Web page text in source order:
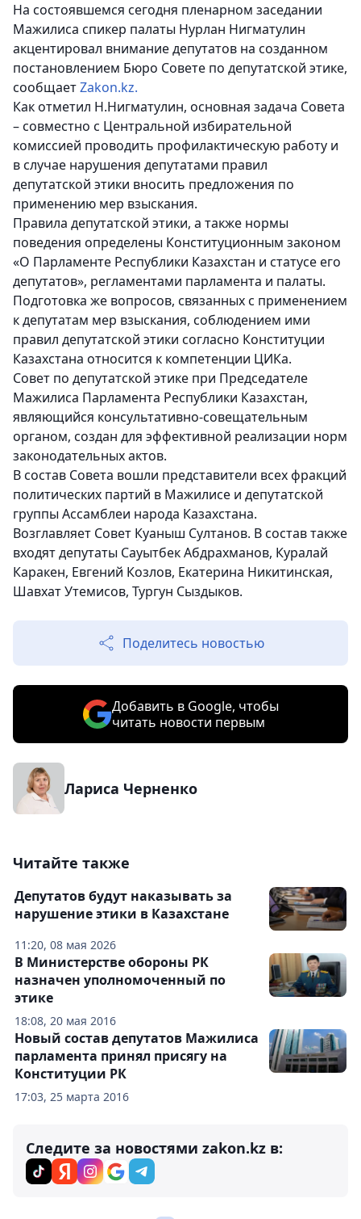
На состоявшемся сегодня пленарном заседании
Мажилиса спикер палаты Нурлан Нигматулин
акцентировал внимание депутатов на созданном
постановлением Бюро Совете по депутатской этике,
сообщаетZakon.kz.
Как отметил Н.Нигматулин, основная задача Совета
– совместно с Центральной избирательной
комиссией проводить профилактическую работу и
в случае нарушения депутатами правил
депутатской этики вносить предложения по
применению мер взыскания.
Правила депутатской этики, а также нормы
поведения определены Конституционным законом
«О Парламенте Республики Казахстан и статусе его
депутатов», регламентами парламента и палаты.
Подготовка же вопросов, связанных с применением
к депутатам мер взыскания, соблюдением ими
правил депутатской этики согласно Конституции
Казахстана относится к компетенции ЦИКа.
Совет по депутатской этике при Председателе
Мажилиса Парламента Республики Казахстан,
являющийся консультативно-совещательным
органом, создан для эффективной реализации норм
законодательных актов.
В состав Совета вошли представители всех фракций
политических партий в Мажилисе и депутатской
группы Ассамблеи народа Казахстана.
Возглавляет Совет Куаныш Султанов. В состав также
входят депутаты Сауытбек Абдрахманов, Куралай
Каракен, Евгений Козлов, Екатерина Никитинская,
Шавхат Утемисов, Тургун Сыздыков.
Поделитесь новостью
Добавить в Google, чтобы
читать новости первым
Лариса Черненко
Читайте также
11:20, 08 мая 2026
Депутатов будут наказывать за
нарушение этики в Казахстане
18:08, 20 мая 2016
В Министерстве обороны РК
назначен уполномоченный по
этике
17:03, 25 марта 2016
Новый состав депутатов Мажилиса
парламента принял присягу на
Конституции РК
Следите за новостями zakon.kz в: